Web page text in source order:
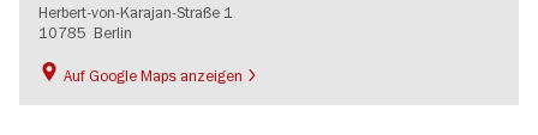
Herbert-von-Karajan-Straße 1
10785 Berlin
Auf Google Maps anzeigen